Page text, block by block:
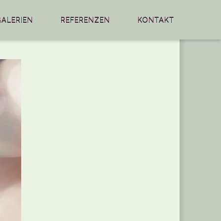
REFERENZEN KONTAKT